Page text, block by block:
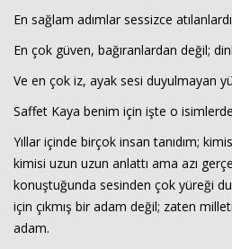
En sağlam adımlar sessizce
En çok güven, bağıranlardan değil;
Ve en çok iz, ayak sesi duyulmayan
Saffet Kaya benim için işte o
Yıllar içinde birçok insan tanıdım;
kimisi uzun uzun anlattı ama azı
konuştuğunda sesinden çok yüreği
için çıkmış bir adam değil; zaten
adam.